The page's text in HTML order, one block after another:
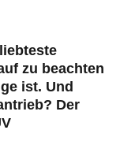
zu beachten
ist. Und
Der